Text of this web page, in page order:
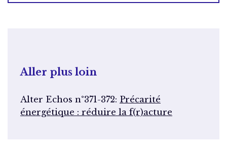
Aller plus loin
Alter Echos n°371-372: Précarité
énergétique : réduire la f(r)acture